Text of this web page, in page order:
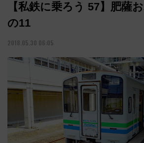
【私鉄に乗ろう 57】肥薩
の11
2018.05.30 06:05